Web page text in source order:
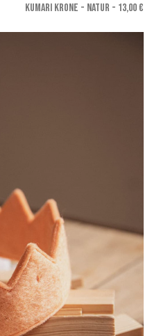
KUMARI KRONE - Natur - 13,00 €